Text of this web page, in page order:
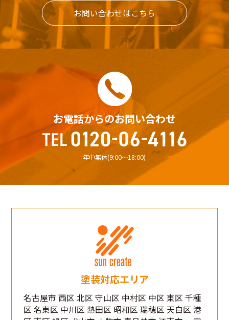
お問い合わせはこちら
お電話からのお問い合わせ
年中無休(9:00〜18:00)
塗装対応エリア
名古屋市 西区 北区 守山区 中村区 中区 東区 千種
区 名東区 中川区 熱田区 昭和区 瑞穂区 天白区 港